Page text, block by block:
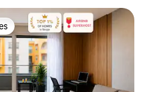
entre huéspedes